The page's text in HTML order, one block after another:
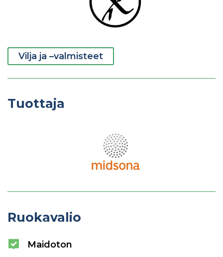
Vilja ja –valmisteet
Tuottaja
Ruokavalio
Maidoton